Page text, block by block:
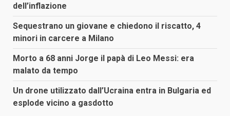
dell’inflazione
Sequestrano un giovane e chiedono il riscatto, 4
minori in carcere a Milano
Morto a 68 anni Jorge il papà di Leo Messi: era
malato da tempo
Un drone utilizzato dall’Ucraina entra in Bulgaria ed
esplode vicino a gasdotto